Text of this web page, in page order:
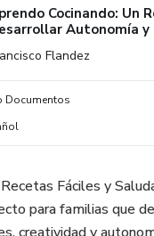
Cocinando: Un
Autonomía
Flandez
Documentos
Fáciles y
para familias que